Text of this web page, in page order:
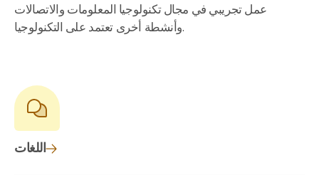
عمل تجريبي في مجال تكنولوجيا المعلومات والاتصالات
وأنشطة أخرى تعتمد على التكنولوجيا.
اللغات